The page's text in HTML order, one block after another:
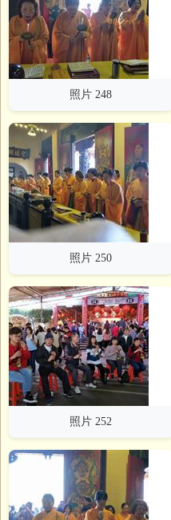
照片 248
照片 250
照片 252